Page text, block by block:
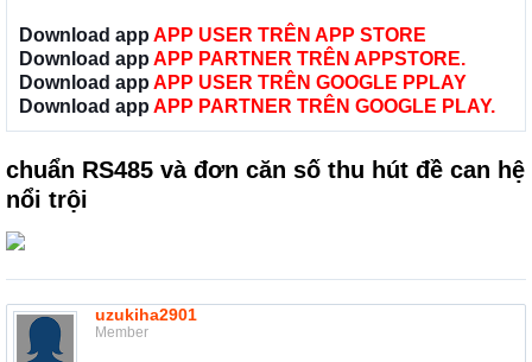
Download app APP USER TRÊN APP STORE
Download app APP PARTNER TRÊN APPSTORE.
Download app APP USER TRÊN GOOGLE PPLAY
Download app APP PARTNER TRÊN GOOGLE PLAY.
chuẩn RS485 và đơn căn số thu hút đề can hệ
nổi trội
uzukiha2901
Member